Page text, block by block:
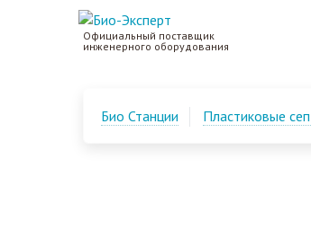
Официальный поставщик
инженерного оборудования
Био Станции Пластиковые